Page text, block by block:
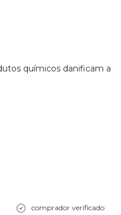
químicos danificam a
comprador verificado